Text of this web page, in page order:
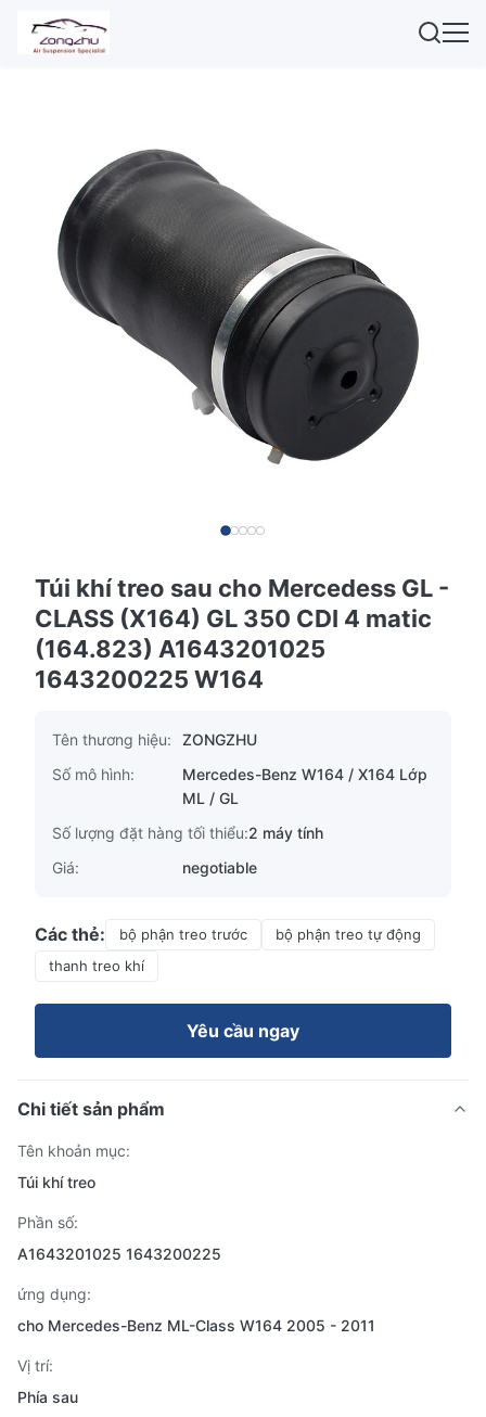
Túi khí treo sau cho Mercedess GL -
CLASS (X164) GL 350 CDI 4 matic
(164.823) A1643201025
1643200225 W164
Tên thương hiệu:
ZONGZHU
Số mô hình:
Mercedes-Benz W164 / X164 Lớp
ML / GL
Số lượng đặt hàng tối thiểu:2 máy tính
Giá:
negotiable
Các thẻ: bộ phận treo trước
bộ phận treo tự động
thanh treo khí
Yêu cầu ngay
Chi tiết sản phẩm
Tên khoản mục:
Túi khí treo
Phần số:
A1643201025 1643200225
ứng dụng:
cho Mercedes-Benz ML-Class W164 2005 - 2011
Vị trí:
Phía sau